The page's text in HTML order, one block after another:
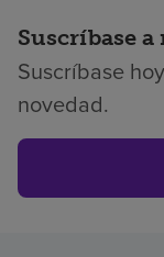
Suscríbase
Suscríbase
novedad.